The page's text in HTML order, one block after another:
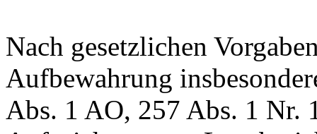
Nach gesetzlichen
Aufbewahrung
Abs. 1 AO, 257 Abs. 1 Nr.